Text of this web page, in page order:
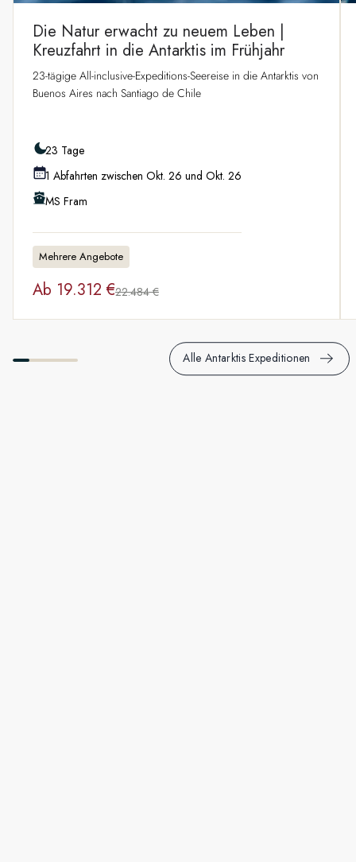
Die Natur erwacht zu neuem Leben |
Kreuzfahrt in die Antarktis im Frühjahr
23-tägige All-inclusive-Expeditions-Seereise in die Antarktis von
Buenos Aires nach Santiago de Chile
23 Tage
1 Abfahrten zwischen Okt. 26 und Okt. 26
MS Fram
Mehrere Angebote
Ab 19.312 €22.484 €
Alle Antarktis Expeditionen